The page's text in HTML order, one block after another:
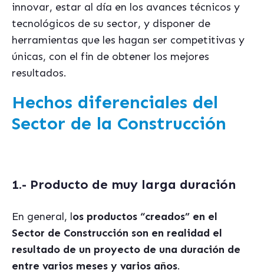
innovar, estar al día en los avances técnicos y
tecnológicos de su sector, y disponer de
herramientas que les hagan ser competitivas y
únicas, con el fin de obtener los mejores
resultados.
Hechos diferenciales del
Sector de la Construcción
1.- Producto de muy larga duración
En general, los productos “creados” en el
Sector de Construcción son en realidad el
resultado de un proyecto de una duración de
entre varios meses y varios años.